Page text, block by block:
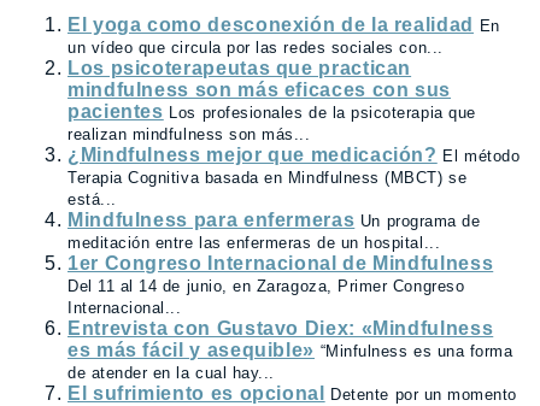
El yoga como desconexión de la realidad
En
un vídeo que circula por las redes sociales con...
Los psicoterapeutas que practican
mindfulness son más eficaces con sus
pacientes Los profesionales de la psicoterapia que
realizan mindfulness son más...
¿Mindfulness mejor que medicación? El método
Terapia Cognitiva basada en Mindfulness (MBCT) se
está...
Mindfulness para enfermeras Un programa de
meditación entre las enfermeras de un hospital...
1er Congreso Internacional de Mindfulness
Del 11 al 14 de junio, en Zaragoza, Primer Congreso
Internacional...
Entrevista con Gustavo Diex: «Mindfulness
es más fácil y asequible» “Minfulness es una forma
de atender en la cual hay...
El sufrimiento es opcional
Detente por un momento